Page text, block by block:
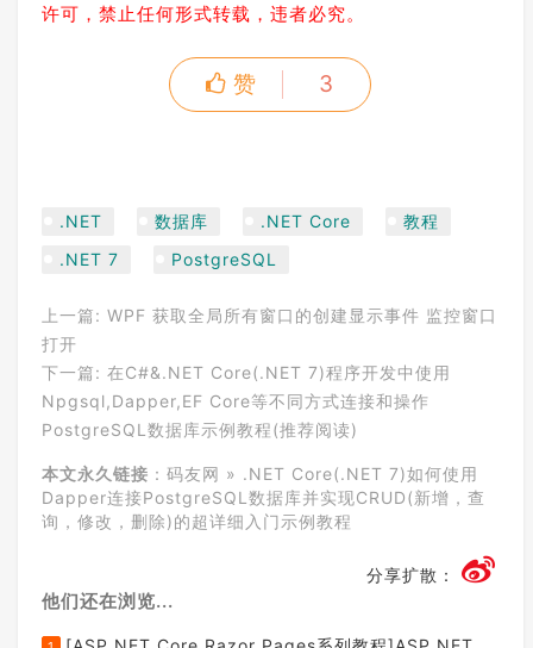
许可，禁止任何形式转载，违者必究。
赞 3
.NET 数据库 .NET Core
教程
.NET 7
PostgreSQL
上一篇: WPF 获取全局所有窗口的创建显示事件 监控窗口
打开
下一篇: 在C#&.NET Core(.NET 7)程序开发中使用
Npgsql,Dapper,EF Core等不同方式连接和操作
PostgreSQL数据库示例教程(推荐阅读)
本文永久链接 ： 码友网 » .NET Core(.NET 7)如何使用
Dapper连接PostgreSQL数据库并实现CRUD(新增，查
询，修改，删除)的超详细入门示例教程
分享扩散：
他们还在浏览...